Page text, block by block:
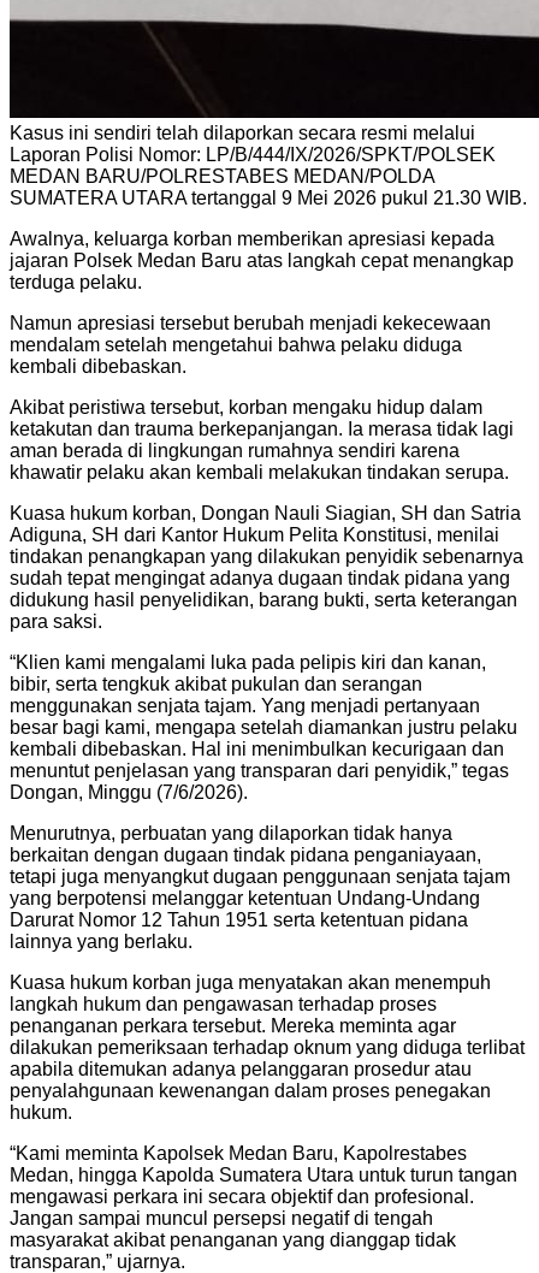
Kasus ini sendiri telah dilaporkan secara resmi melalui
Laporan Polisi Nomor: LP/B/444/IX/2026/SPKT/POLSEK
MEDAN BARU/POLRESTABES MEDAN/POLDA
SUMATERA UTARA tertanggal 9 Mei 2026 pukul 21.30 WIB.
Awalnya, keluarga korban memberikan apresiasi kepada
jajaran Polsek Medan Baru atas langkah cepat menangkap
terduga pelaku.
Namun apresiasi tersebut berubah menjadi kekecewaan
mendalam setelah mengetahui bahwa pelaku diduga
kembali dibebaskan.
Akibat peristiwa tersebut, korban mengaku hidup dalam
ketakutan dan trauma berkepanjangan. Ia merasa tidak lagi
aman berada di lingkungan rumahnya sendiri karena
khawatir pelaku akan kembali melakukan tindakan serupa.
Kuasa hukum korban, Dongan Nauli Siagian, SH dan Satria
Adiguna, SH dari Kantor Hukum Pelita Konstitusi, menilai
tindakan penangkapan yang dilakukan penyidik sebenarnya
sudah tepat mengingat adanya dugaan tindak pidana yang
didukung hasil penyelidikan, barang bukti, serta keterangan
para saksi.
“Klien kami mengalami luka pada pelipis kiri dan kanan,
bibir, serta tengkuk akibat pukulan dan serangan
menggunakan senjata tajam. Yang menjadi pertanyaan
besar bagi kami, mengapa setelah diamankan justru pelaku
kembali dibebaskan. Hal ini menimbulkan kecurigaan dan
menuntut penjelasan yang transparan dari penyidik,” tegas
Dongan, Minggu (7/6/2026).
Menurutnya, perbuatan yang dilaporkan tidak hanya
berkaitan dengan dugaan tindak pidana penganiayaan,
tetapi juga menyangkut dugaan penggunaan senjata tajam
yang berpotensi melanggar ketentuan Undang-Undang
Darurat Nomor 12 Tahun 1951 serta ketentuan pidana
lainnya yang berlaku.
Kuasa hukum korban juga menyatakan akan menempuh
langkah hukum dan pengawasan terhadap proses
penanganan perkara tersebut. Mereka meminta agar
dilakukan pemeriksaan terhadap oknum yang diduga terlibat
apabila ditemukan adanya pelanggaran prosedur atau
penyalahgunaan kewenangan dalam proses penegakan
hukum.
“Kami meminta Kapolsek Medan Baru, Kapolrestabes
Medan, hingga Kapolda Sumatera Utara untuk turun tangan
mengawasi perkara ini secara objektif dan profesional.
Jangan sampai muncul persepsi negatif di tengah
masyarakat akibat penanganan yang dianggap tidak
transparan,” ujarnya.